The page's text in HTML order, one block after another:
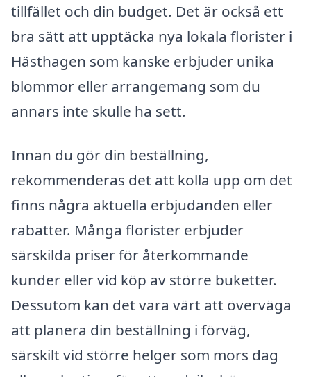
tillfället och din budget. Det är också ett
bra sätt att upptäcka nya lokala florister i
Hästhagen som kanske erbjuder unika
blommor eller arrangemang som du
annars inte skulle ha sett.
Innan du gör din beställning,
rekommenderas det att kolla upp om det
finns några aktuella erbjudanden eller
rabatter. Många florister erbjuder
särskilda priser för återkommande
kunder eller vid köp av större buketter.
Dessutom kan det vara värt att överväga
att planera din beställning i förväg,
särskilt vid större helger som mors dag